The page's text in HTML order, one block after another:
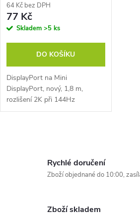
64 Kč bez DPH
77 Kč
Skladem >5 ks
DO KOŠÍKU
DisplayPort na Mini
DisplayPort, nový, 1,8 m,
rozlišení 2K při 144Hz
Rychlé doručení
Zboží objednané do 10:00,
Zboží skladem